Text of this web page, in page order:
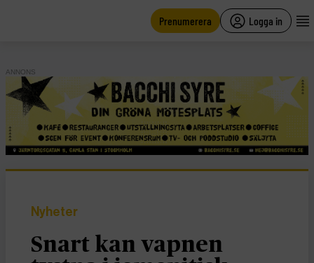
Prenumerera Logga in
ANNONS
Nyheter
Snart kan vapnen